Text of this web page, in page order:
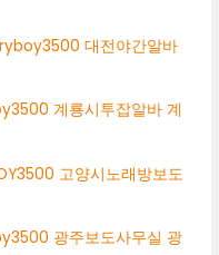
대전야간알바
계룡시투잡알바 계
고양시노래방보도
광주보도사무실 광